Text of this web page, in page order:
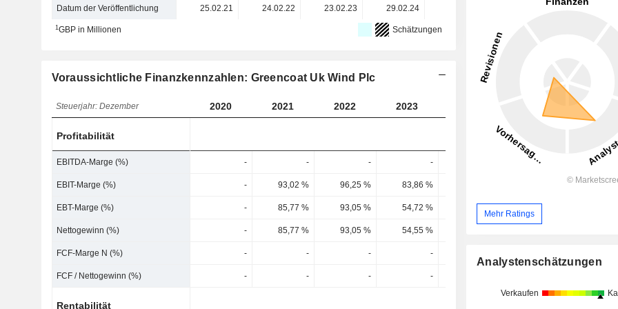
Datum der Veröffentlichung 25.02.21 24.02.22 23.02.23 29.02.24
1GBP in Millionen Schätzungen
Voraussichtliche Finanzkennzahlen: Greencoat Uk Wind Plc
Steuerjahr: Dezember 2020 2021 2022 2023 2026
Profitabilität
EBITDA-Marge (%) - - - -
EBIT-Marge (%) - 93,02 % 96,25 % 83,86 % 83,56
EBT-Marge (%) - 85,77 % 93,05 % 54,72 %
Nettogewinn (%) - 85,77 % 93,05 % 54,55 %
FCF-Marge N (%) - - - -
FCF / Nettogewinn (%) - - - -
Rentabilität
Mehr Ratings
Analystenschätzungen
Verkaufen